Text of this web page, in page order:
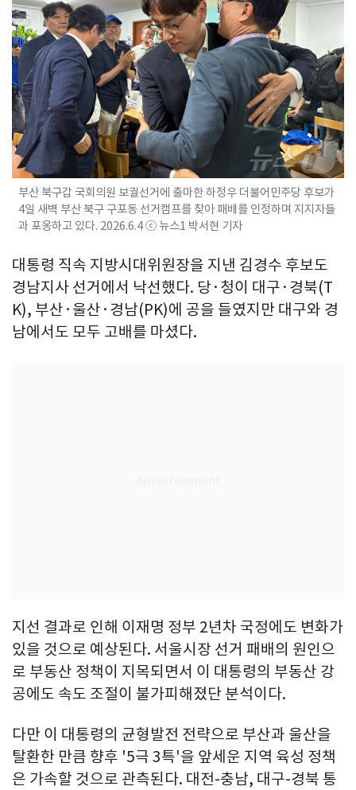
부산 북구갑 국회의원 보궐선거에 출마한 하정우 더불어민주당 후보가
4일 새벽 부산 북구 구포동 선거캠프를 찾아 패배를 인정하며 지지자들
과 포옹하고 있다. 2026.6.4 ⓒ 뉴스1 박서현 기자
대통령 직속 지방시대위원장을 지낸 김경수 후보도
경남지사 선거에서 낙선했다. 당·청이 대구·경북(T
K), 부산·울산·경남(PK)에 공을 들였지만 대구와 경
남에서도 모두 고배를 마셨다.
지선 결과로 인해 이재명 정부 2년차 국정에도 변화가
있을 것으로 예상된다. 서울시장 선거 패배의 원인으
로 부동산 정책이 지목되면서 이 대통령의 부동산 강
공에도 속도 조절이 불가피해졌단 분석이다.
다만 이 대통령의 균형발전 전략으로 부산과 울산을
탈환한 만큼 향후 '5극 3특'을 앞세운 지역 육성 정책
은 가속할 것으로 관측된다. 대전-충남, 대구-경북 통